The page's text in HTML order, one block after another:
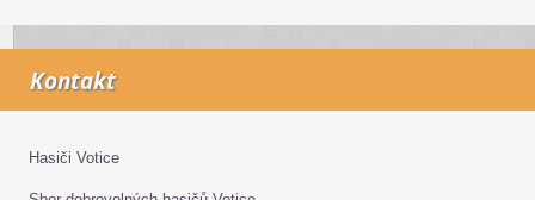
Kontakt
Hasiči Votice